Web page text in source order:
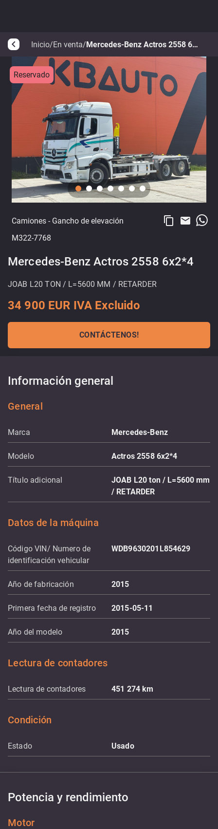
arrow_back_ios Inicio/En venta/ Mercedes-Benz Actros 2558 6x2*4
Reservado
Camiones - Gancho de elevación
M322-7768
content_copy email
Mercedes-Benz Actros 2558 6x2*4
JOAB L20 TON / L=5600 MM / RETARDER
34 900 EUR IVA Excluido
CONTÁCTENOS!
Información general
General
Marca Mercedes-Benz
Modelo Actros 2558 6x2*4
Título adicional
JOAB L20 ton / L=5600 mm
/ RETARDER
Datos de la máquina
Código VIN/ Numero de
identificación vehicular
WDB9630201L854629
Año de fabricación 2015
Primera fecha de registro 2015-05-11
Año del modelo 2015
Lectura de contadores
Lectura de contadores 451 274km
Condición
Estado Usado
Potencia y rendimiento
Motor